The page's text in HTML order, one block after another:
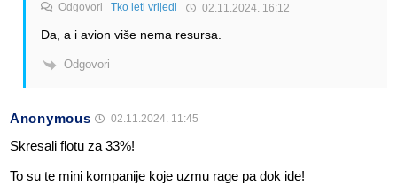
Odgovori Tko leti vrijedi 02.11.2024. 16:12
Da, a i avion više nema resursa.
Odgovori
Anonymous 02.11.2024. 11:45
Skresali flotu za 33%!
To su te mini kompanije koje uzmu rage pa dok ide!